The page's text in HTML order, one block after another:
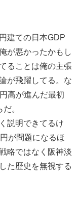
建ての日本GDP
が悪かったかもし
ることは俺の主張
が飛躍してる。な
高が進んだ最初
。
説明できてるけ
が問題になるほ
略ではなく阪神淡
た歴史を無視する